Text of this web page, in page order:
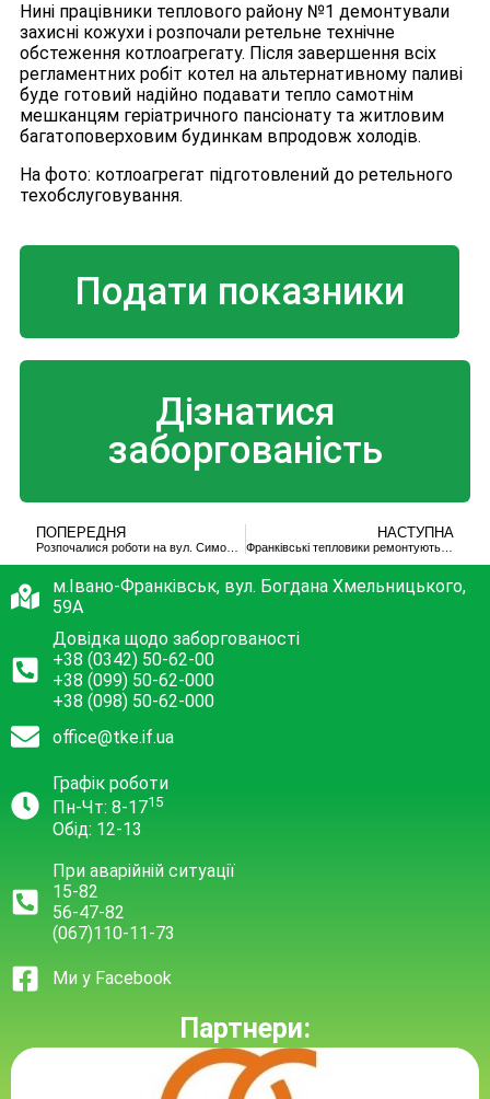
Нині працівники теплового району №1 демонтували
захисні кожухи і розпочали ретельне технічне
обстеження котлоагрегату. Після завершення всіх
регламентних робіт котел на альтернативному паливі
буде готовий надійно подавати тепло самотнім
мешканцям геріатричного пансіонату та житловим
багатоповерховим будинкам впродовж холодів.
На фото: котлоагрегат підготовлений до ретельного
техобслуговування.
Подати показники
Дізнатися
заборгованість
ПОПЕРЕДНЯ НАСТУПНА
Франківські тепловики ремонтують теплотрасу, на якій під час гідравлічних випробувань стався порив
м.Івано-Франківськ, вул. Богдана Хмельницького,
59А
Довідка щодо заборгованості
+38 (0342) 50-62-00
+38 (099) 50-62-000
+38 (098) 50-62-000
office@tke.if.ua
Графік роботи
Пн-Чт: 8-1715
Обід: 12-13
При аварійній ситуації
15-82
56-47-82
(067)110-11-73
Ми у Facebook
Партнери: